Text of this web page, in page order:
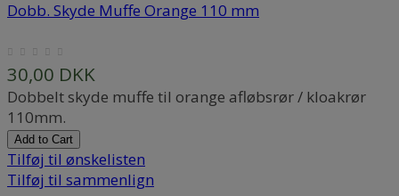
Dobb. Skyde Muffe Orange 110 mm
30,00 DKK
Dobbelt skyde muffe til orange afløbsrør / kloakrør
110mm.
Add to Cart
Tilføj til ønskelisten
Tilføj til sammenlign